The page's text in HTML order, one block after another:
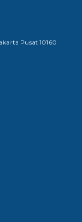
Pusat 10160